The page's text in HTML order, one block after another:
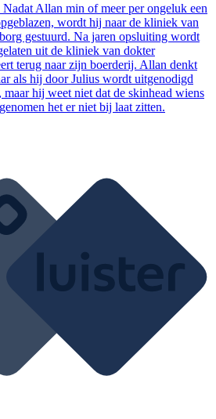
Allan min of meer per ongeluk een
wordt hij naar de kliniek van
gestuurd. Na jaren opsluiting wordt
uit de kliniek van dokter
terug naar zijn boerderij. Allan denkt
als hij door Julius wordt uitgenodigd
hij weet niet dat de skinhead wiens
het er niet bij laat zitten.